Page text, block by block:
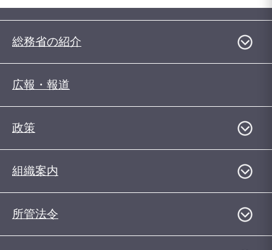
総務省の紹介
広報・報道
政策
組織案内
所管法令